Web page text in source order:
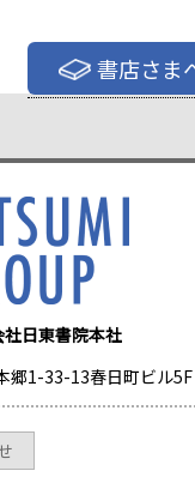
書店さま
日東書院本社
郷1-33-13春日町ビル5F